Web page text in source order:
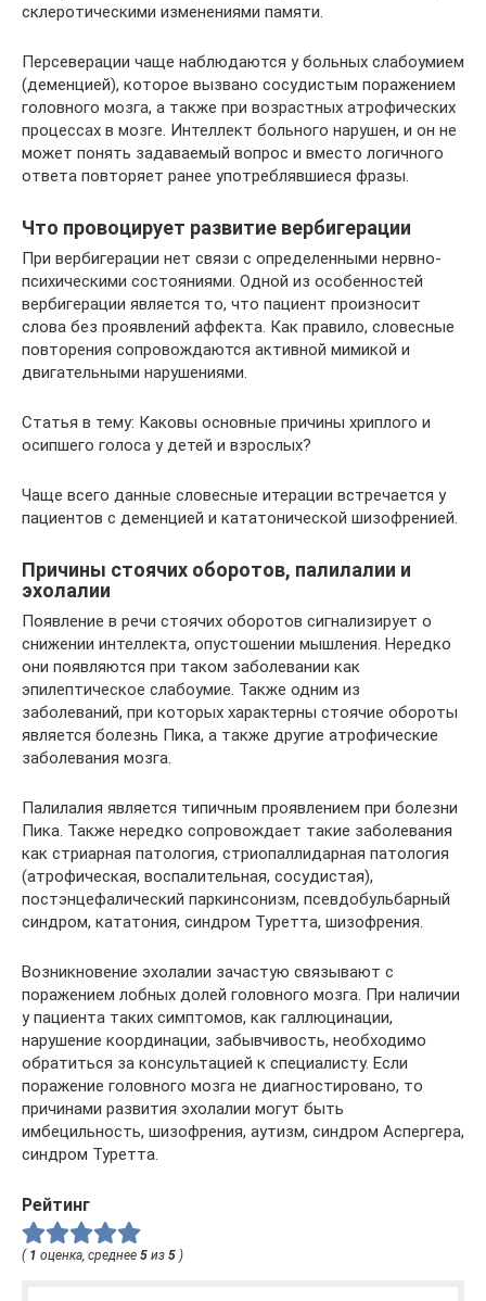
склеротическими изменениями памяти.
Персеверации чаще наблюдаются у больных слабоумием
(деменцией), которое вызвано сосудистым поражением
головного мозга, а также при возрастных атрофических
процессах в мозге. Интеллект больного нарушен, и он не
может понять задаваемый вопрос и вместо логичного
ответа повторяет ранее употреблявшиеся фразы.
Что провоцирует развитие вербигерации
При вербигерации нет связи с определенными нервно-
психическими состояниями. Одной из особенностей
вербигерации является то, что пациент произносит
слова без проявлений аффекта. Как правило, словесные
повторения сопровождаются активной мимикой и
двигательными нарушениями.
Статья в тему: Каковы основные причины хриплого и
осипшего голоса у детей и взрослых?
Чаще всего данные словесные итерации встречается у
пациентов с деменцией и кататонической шизофренией.
Причины стоячих оборотов, палилалии и
эхолалии
Появление в речи стоячих оборотов сигнализирует о
снижении интеллекта, опустошении мышления. Нередко
они появляются при таком заболевании как
эпилептическое слабоумие. Также одним из
заболеваний, при которых характерны стоячие обороты
является болезнь Пика, а также другие атрофические
заболевания мозга.
Палилалия является типичным проявлением при болезни
Пика. Также нередко сопровождает такие заболевания
как стриарная патология, стриопаллидарная патология
(атрофическая, воспалительная, сосудистая),
постэнцефалический паркинсонизм, псевдобульбарный
синдром, кататония, синдром Туретта, шизофрения.
Возникновение эхолалии зачастую связывают с
поражением лобных долей головного мозга. При наличии
у пациента таких симптомов, как галлюцинации,
нарушение координации, забывчивость, необходимо
обратиться за консультацией к специалисту. Если
поражение головного мозга не диагностировано, то
причинами развития эхолалии могут быть
имбецильность, шизофрения, аутизм, синдром Аспергера,
синдром Туретта.
Рейтинг
( 1 оценка, среднее 5 из 5 )